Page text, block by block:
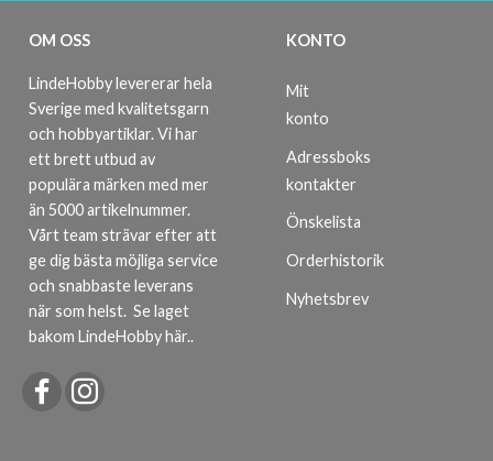
OM OSS
LindeHobby levererar hela
Sverige med kvalitetsgarn
och hobbyartiklar. Vi har
ett brett utbud av
populära märken med mer
än 5000 artikelnummer.
Vårt team strävar efter att
ge dig bästa möjliga service
och snabbaste leverans
när som helst. Se laget
bakom LindeHobby här..
KONTO
Mit
konto
Adressboks
kontakter
Önskelista
Orderhistorik
Nyhetsbrev